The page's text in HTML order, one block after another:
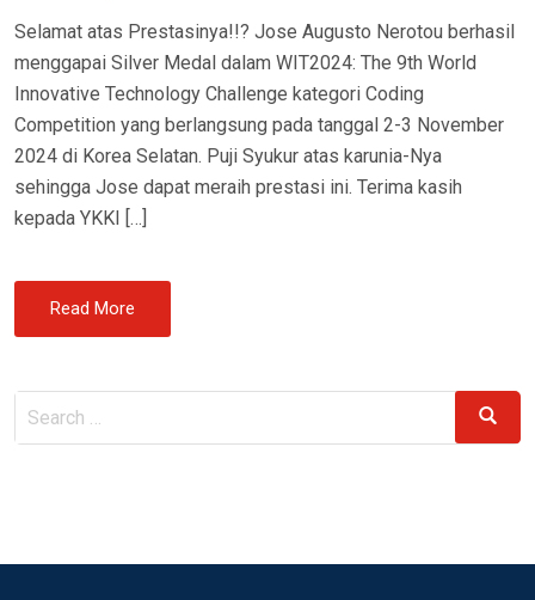
Selamat atas Prestasinya!!? Jose Augusto Nerotou berhasil
menggapai Silver Medal dalam WIT2024: The 9th World
Innovative Technology Challenge kategori Coding
Competition yang berlangsung pada tanggal 2-3 November
2024 di Korea Selatan. Puji Syukur atas karunia-Nya
sehingga Jose dapat meraih prestasi ini. Terima kasih
kepada YKKI […]
Read More
Search
Search